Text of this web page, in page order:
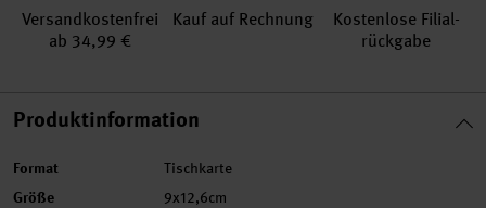
Versand­kosten­frei
ab 34,99 €
Kauf auf Rechnung
Kosten­lose Filial­
rückgabe
Produktinformation
Format Tischkarte
Größe 9x12,6cm